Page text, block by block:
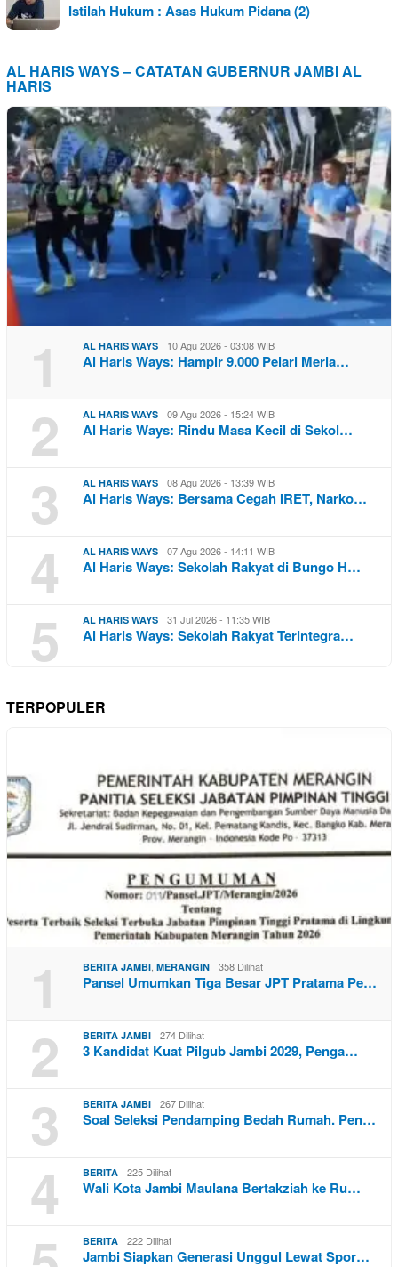
Istilah Hukum : Asas Hukum Pidana (2)
AL HARIS WAYS – CATATAN GUBERNUR JAMBI AL
HARIS
1 AL HARIS WAYS 10 Agu 2026 - 03:08 WIB
Al Haris Ways: Hampir 9.000 Pelari Meria…
2 AL HARIS WAYS 09 Agu 2026 - 15:24 WIB
Al Haris Ways: Rindu Masa Kecil di Sekol…
3 AL HARIS WAYS 08 Agu 2026 - 13:39 WIB
Al Haris Ways: Bersama Cegah IRET, Narko…
4 AL HARIS WAYS 07 Agu 2026 - 14:11 WIB
Al Haris Ways: Sekolah Rakyat di Bungo H…
5 AL HARIS WAYS 31 Jul 2026 - 11:35 WIB
Al Haris Ways: Sekolah Rakyat Terintegra…
TERPOPULER
1 BERITA JAMBI, MERANGIN 358 Dilihat
Pansel Umumkan Tiga Besar JPT Pratama Pe…
2 BERITA JAMBI 274 Dilihat
3 Kandidat Kuat Pilgub Jambi 2029, Penga…
3 BERITA JAMBI 267 Dilihat
Soal Seleksi Pendamping Bedah Rumah. Pen…
4 BERITA 225 Dilihat
Wali Kota Jambi Maulana Bertakziah ke Ru…
BERITA 222 Dilihat
Jambi Siapkan Generasi Unggul Lewat Spor…